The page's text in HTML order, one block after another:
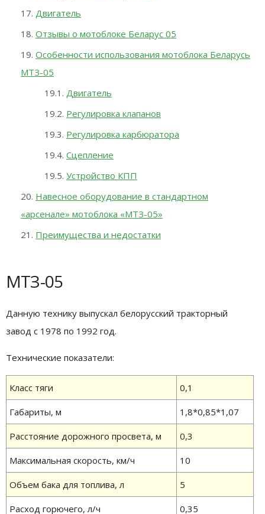
Двигатель
Отзывы о мотоблоке Беларус 05
Особенности использования мотоблока Беларусь
МТЗ-05
Двигатель
Регулировка клапанов
Регулировка карбюратора
Сцепление
Устройство КПП
Навесное оборудование в стандартном
«арсенале» мотоблока «МТЗ-05»
Преимущества и недостатки
МТЗ-05
Данную технику выпускал белорусский тракторный
завод с 1978 по 1992 год.
Технические показатели:
Класс тяги 0,1
Габариты, м 1,8*0,85*1,07
Расстояние дорожного просвета, м 0,3
Максимальная скорость, км/ч 10
Объем бака для топлива, л 5
Расход горючего, л/ч 0,35